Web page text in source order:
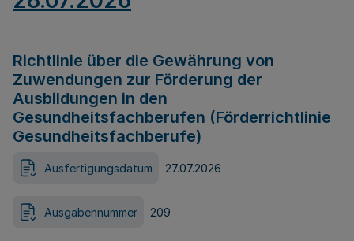
Richtlinie über die Gewährung von
Zuwendungen zur Förderung der
Ausbildungen in den
Gesundheitsfachberufen (Förderrichtlinie
Gesundheitsfachberufe)
Ausfertigungsdatum 27.07.2026
Ausgabennummer 209